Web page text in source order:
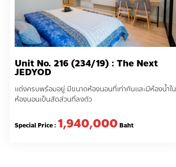
Unit No. 216 (234/19) : The Next
JEDYOD
แต่งครบพร้อมอยู่ มีขนาดห้องนอนที่เท่ากันและมีห้องน้ำใน
ห้องนอนเป็นสัดส่วนที่ลงตัว
Special Price : 1,940,000 Baht